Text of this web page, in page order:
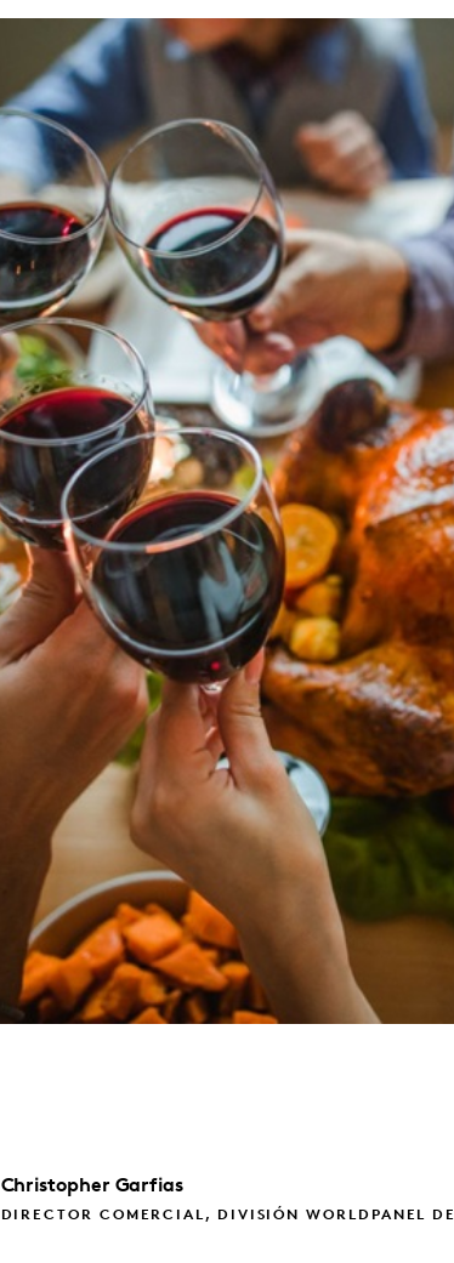
Christopher Garfias
DIRECTOR COMERCIAL, DIVISIÓN WORLDPANEL